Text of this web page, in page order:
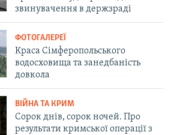
звинувачення в держзраді
ФОТОГАЛЕРЕЇ
Краса Сімферопольського
водосховища та занедбаність
довкола
ВІЙНА ТА КРИМ
Сорок днів, сорок ночей. Про
результати кримської операції з